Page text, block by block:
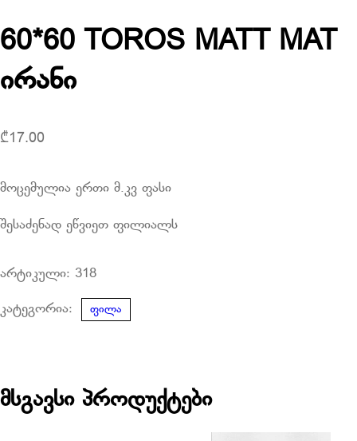
60*60 TOROS MATT MAT
ირანი
₾17.00
მოცემულია ერთი მ.კვ ფასი
შესაძენად ეწვიეთ ფილიალს
არტიკული: 318
კატეგორია: ფილა
მსგავსი პროდუქტები